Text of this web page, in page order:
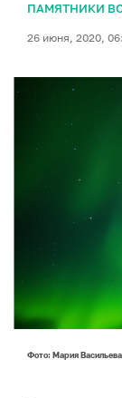
ПАМЯТНИКИ
26 июня, 2020,
Фото: Мария